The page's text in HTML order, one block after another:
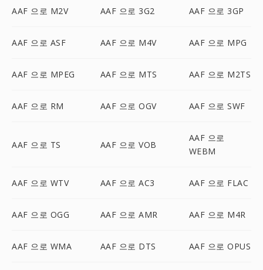
AAF 으로 M2V AAF 으로 3G2 AAF 으로 3GP
AAF 으로 ASF AAF 으로 M4V AAF 으로 MPG
AAF 으로 MPEG AAF 으로 MTS AAF 으로 M2TS
AAF 으로 RM AAF 으로 OGV AAF 으로 SWF
AAF 으로 TS AAF 으로 VOB
AAF 으로
WEBM
AAF 으로 WTV AAF 으로 AC3 AAF 으로 FLAC
AAF 으로 OGG AAF 으로 AMR AAF 으로 M4R
AAF 으로 WMA AAF 으로 DTS AAF 으로 OPUS